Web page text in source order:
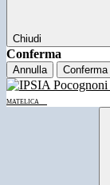
Chiudi
Conferma
Annulla Conferma
MATELICA